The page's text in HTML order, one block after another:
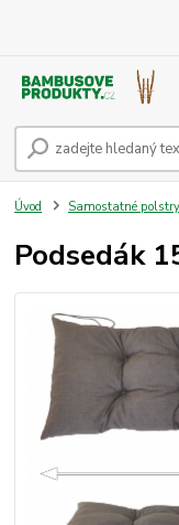
Úvod Samostatné
Podsedák